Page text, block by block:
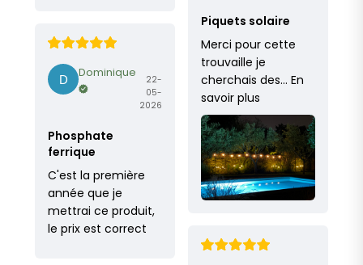
Piquets solaire
Merci pour cette
trouvaille je
cherchais des… En
savoir plus
Dominique
22-
05-
2026
Phosphate
ferrique
C'est la première
année que je
mettrai ce produit,
le prix est correct